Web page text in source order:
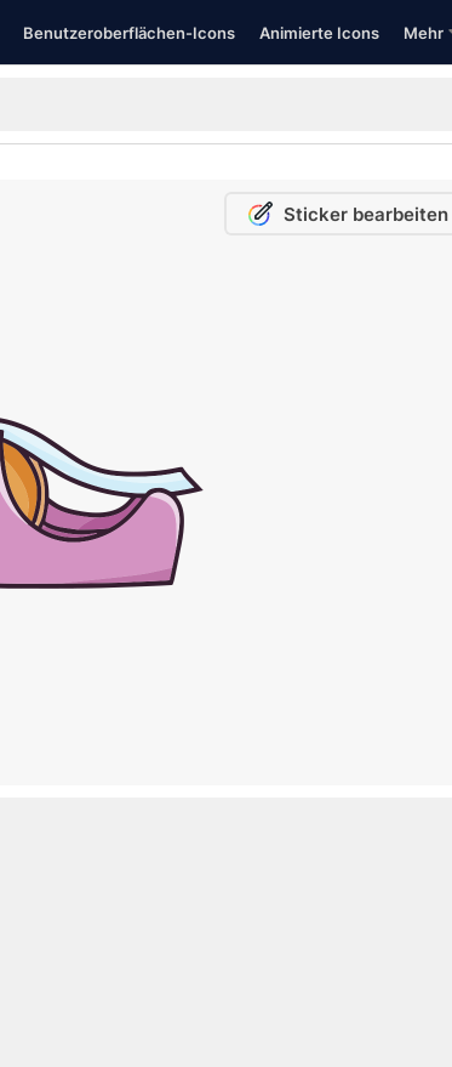
Benutzeroberflächen-Icons Animierte Icons Mehr
Sticker bearbeiten